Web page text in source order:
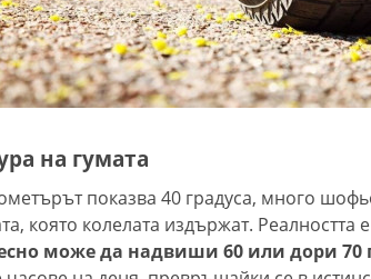
на гумата
показва 40 градуса, много
която колелата издържат. Реалността
може да надвиши 60 или дори 70